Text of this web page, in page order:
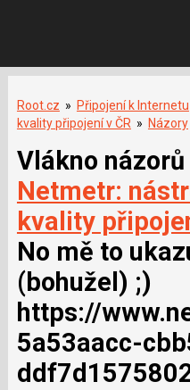
Root.cz » Připojení k Internetu
kvality připojení v ČR » Názory
Vlákno
Netmetr:
kvality
No mě to
(bohužel) ;)
https://
5a53aacc-